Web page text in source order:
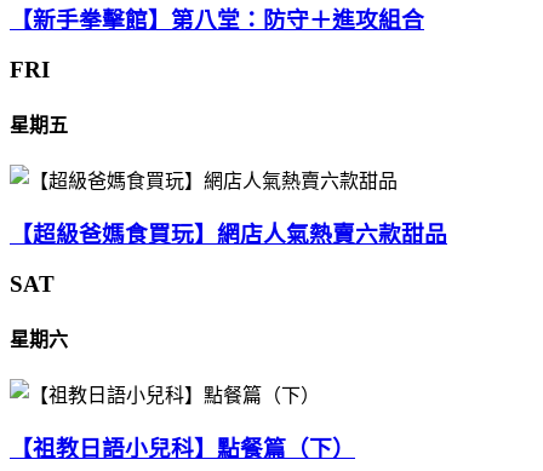
【新手拳擊館】第八堂：防守＋進攻組合
FRI
星期五
【超級爸媽食買玩】網店人氣熱賣六款甜品
SAT
星期六
【祖教日語小兒科】點餐篇（下）